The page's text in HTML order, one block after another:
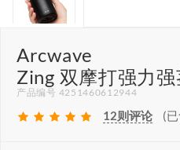
Arcwave
Zing 双摩打强力
产品编号 4251460612944
12则评论 (